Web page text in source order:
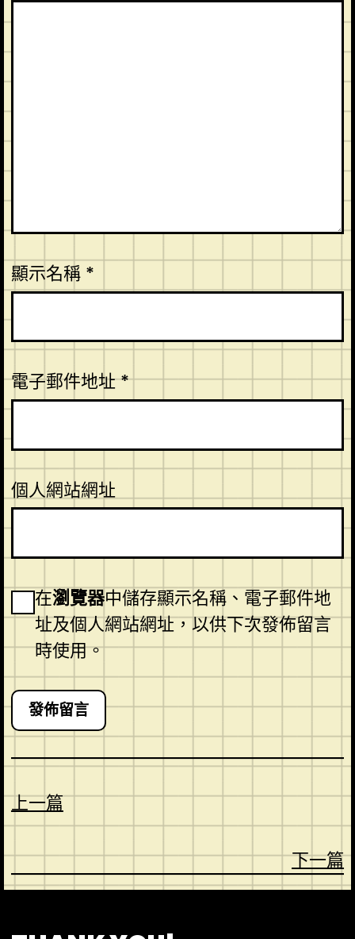
顯示名稱 *
電子郵件地址*
個人網站網址
在瀏覽器中儲存顯示名稱、電子郵件地
址及個人網站網址，以供下次發佈留言
時使用。
上一篇
下一篇